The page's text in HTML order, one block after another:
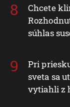
Chcete
súhlas
Pri
sveta sa
vytiahli z